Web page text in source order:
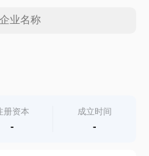
册资本
-
成立时间
-